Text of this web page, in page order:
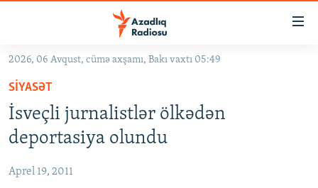
Əsas
qayıt
Əsas
naviqasiyaya
qayıt
Axtarışa
keç
GÜNDƏM
#İZAHLA
KORRUPSIOMETR
#ƏSLINDƏ
FƏRQƏ BAX
2026, 06 Avqust, cümə axşamı, Bakı vaxtı 05:49
SIYASƏT
İsveçli jurnalistlər ölkədən
deportasiya olundu
Aprel 19, 2011